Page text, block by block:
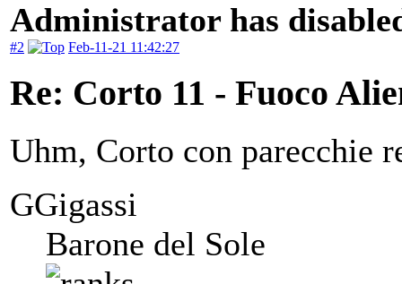
Administrator has
#2 Feb-11-21 11:42:27
Re: Corto 11 - Fuoco
Uhm, Corto con parecchie
GGigassi
Barone del Sole